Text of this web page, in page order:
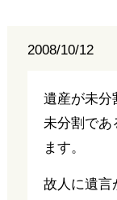
2008/10/12
遺産が未分
未分割であ
ます。
故人に遺言